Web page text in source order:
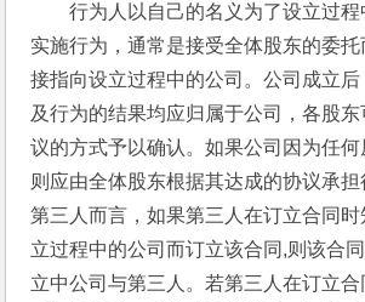
行为人以自己的名义为了设立过
实施行为，通常是接受全体股东的委
接指向设立过程中的公司。公司成立后
及行为的结果均应归属于公司，各股
议的方式予以确认。如果公司因为任何
则应由全体股东根据其达成的协议承
第三人而言，如果第三人在订立合同
立过程中的公司而订立该合同,则该合
立中公司与第三人。若第三人在订立